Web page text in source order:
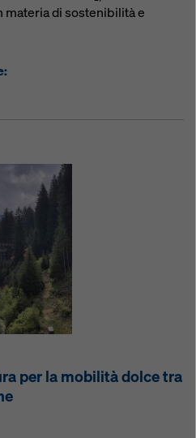
di sostenibilità e
per la mobilità dolce tra